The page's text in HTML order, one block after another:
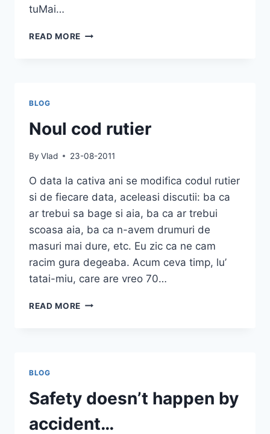
tuMai…
READ MORE CÂȘTIGĂTORII
BLOG
Noul cod rutier
By Vlad 23-08-2011
O data la cativa ani se modifica codul rutier
si de fiecare data, aceleasi discutii: ba ca
ar trebui sa bage si aia, ba ca ar trebui
scoasa aia, ba ca n-avem drumuri de
masuri mai dure, etc. Eu zic ca ne cam
racim gura degeaba. Acum ceva timp, lu’
tatai-miu, care are vreo 70…
READ MORE NOUL
BLOG
Safety doesn’t happen by
accident…